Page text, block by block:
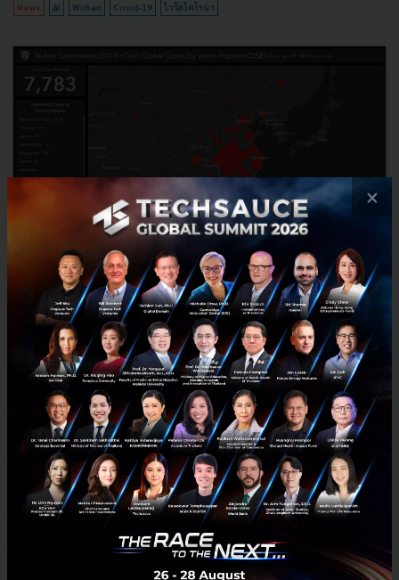
News AI Wuhan Covid-19 ไวรัสโคโรน่า
Online Dashboard เครื่องมือติดตามสถานการณ์ 'ไวรัสโคโรน่า'
ในเอเชีย สหรัฐอเมริกาและยุโรปแบบเรียลไทม์
จากสถานการณ์ 'ไวรัสโคโรน่า' ที่แพร่กระจายไปทั่วโลก Online
Dashboard สามารถช่วยให้คุณติดตามข่าวสารได้ เครื่องมือนี้ได้รับการ
พัฒนาโดยศูนย์วิทยาศาสตร์และวิศวกรรมเทคโนโลยีได้สร้างระบบท...
มกราคม 30, 2020| ByTechsauce Team
News Wuhan Coronavirus ไวรัสโคโรน่า
×